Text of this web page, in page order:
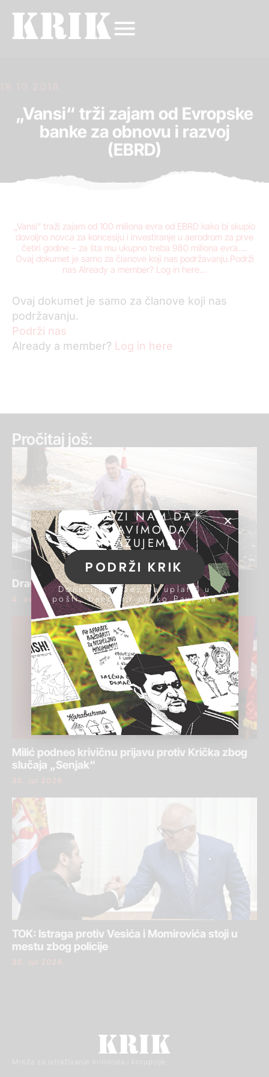
18.10.2018.
„Vansi“ trži zajam od Evropske
banke za obnovu i razvoj
(EBRD)
„Vansi“ traži zajam od 100 miliona evra od EBRD kako bi skupio
dovoljno novca za koncesiju i investiranje u aerodrom za prve
četiri godine – za šta mu ukupno treba 980 miliona evra….
Ovaj dokumet je samo za članove koji nas podržavanju.Podrži
nas Already a member? Log in here...
Ovaj dokumet je samo za članove koji nas
podržavanju.
Podrži nas
Already a member? Log in here
Pročitaj još:
Draginja Bajić ponovo osuđena za pranje para
4. avgust 2026.
Milić podneo krivičnu prijavu protiv Krička zbog
slučaja „Senjak“
30. jul 2026.
TOK: Istraga protiv Vesića i Momirovića stoji u
mestu zbog policije
30. jul 2026.
Mreža za istraživanje kriminala i korupcije
POMOZI NAM DA
NASTAVIMO DA
ISTRAŽUJEMO!
PODRŽI KRIK
Donacije možeš da uplatiš u
pošti, banci ili preko PayPal-a